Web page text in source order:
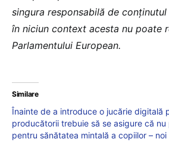
singura responsabilă de
în niciun context acesta nu poate
Parlamentului European.
Similare
Înainte de a introduce o jucărie digitală
producătorii trebuie să se asigure că
pentru sănătatea mintală a copiilor –